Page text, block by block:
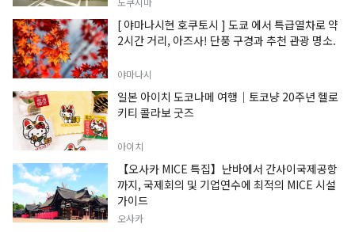
[ 야마나시현 호쿠토시 ] 도쿄 에서 특급열차로 약
2시간 거리, 아즈사! 단풍 구경과 추천 관광 명소.
야마나시
일본 아이치 도코나메 여행｜토코냥 20주년 헬로
키티 콜라보 굿즈
아이치
【오사카 MICE 특집】난바에서 간사이국제공항
까지, 국제회의 및 기업연수에 최적의 MICE 시설
가이드
오사카